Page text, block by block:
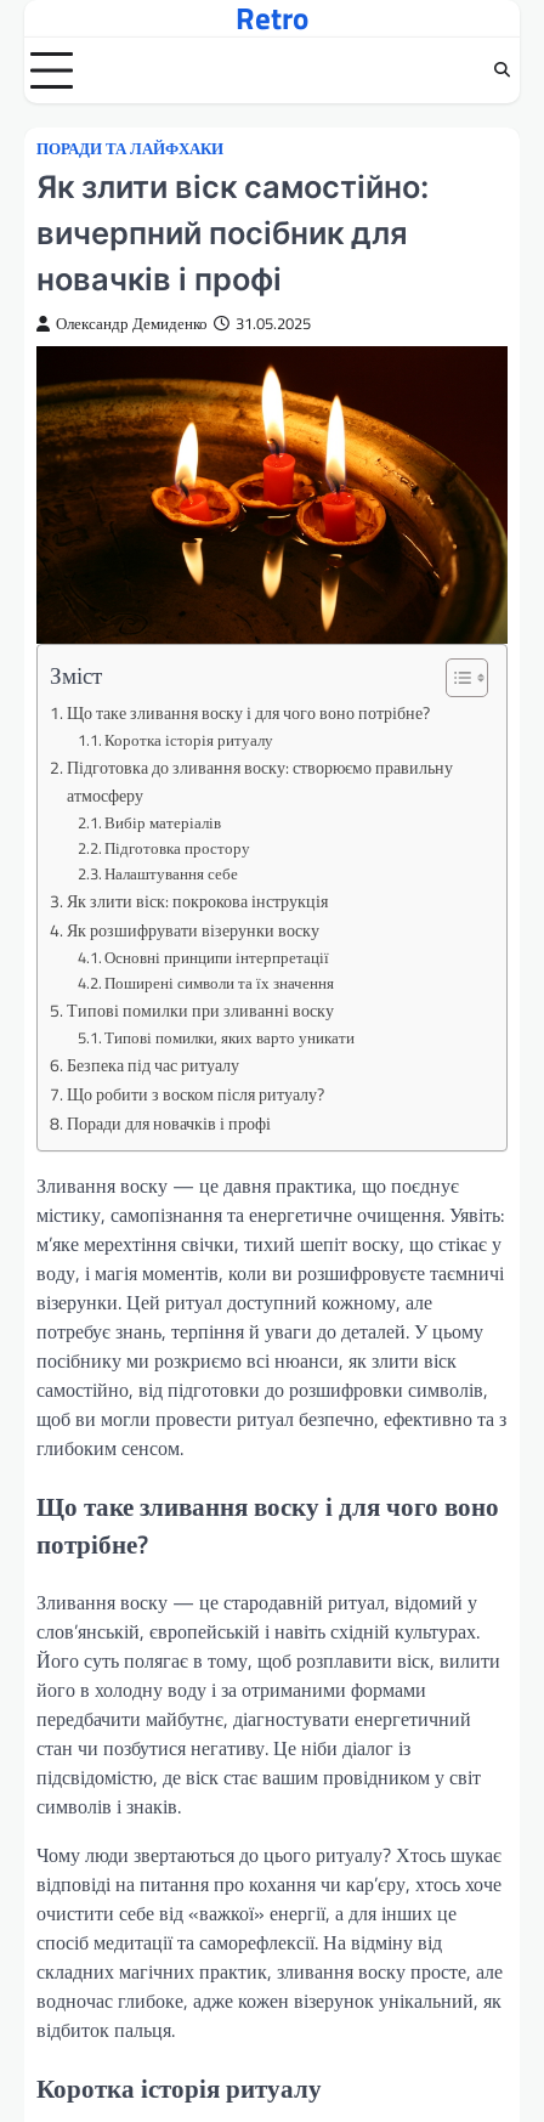
вмісту
Retro
ПОРАДИ ТА ЛАЙФХАКИ
Як злити віск самостійно:
вичерпний посібник для
новачків і профі
Олександр Демиденко 31.05.2025
Зміст
Що таке зливання воску і для чого воно потрібне?
Коротка історія ритуалу
Підготовка до зливання воску: створюємо правильну
атмосферу
Вибір матеріалів
Підготовка простору
Налаштування себе
Як злити віск: покрокова інструкція
Як розшифрувати візерунки воску
Основні принципи інтерпретації
Поширені символи та їх значення
Типові помилки при зливанні воску
Типові помилки, яких варто уникати
Безпека під час ритуалу
Що робити з воском після ритуалу?
Поради для новачків і профі
Зливання воску — це давня практика, що поєднує
містику, самопізнання та енергетичне очищення. Уявіть:
м’яке мерехтіння свічки, тихий шепіт воску, що стікає у
воду, і магія моментів, коли ви розшифровуєте таємничі
візерунки. Цей ритуал доступний кожному, але
потребує знань, терпіння й уваги до деталей. У цьому
посібнику ми розкриємо всі нюанси, як злити віск
самостійно, від підготовки до розшифровки символів,
щоб ви могли провести ритуал безпечно, ефективно та з
глибоким сенсом.
Що таке зливання воску і для чого воно
потрібне?
Зливання воску — це стародавній ритуал, відомий у
слов’янській, європейській і навіть східній культурах.
Його суть полягає в тому, щоб розплавити віск, вилити
його в холодну воду і за отриманими формами
передбачити майбутнє, діагностувати енергетичний
стан чи позбутися негативу. Це ніби діалог із
підсвідомістю, де віск стає вашим провідником у світ
символів і знаків.
Чому люди звертаються до цього ритуалу? Хтось шукає
відповіді на питання про кохання чи кар’єру, хтось хоче
очистити себе від «важкої» енергії, а для інших це
спосіб медитації та саморефлексії. На відміну від
складних магічних практик, зливання воску просте, але
водночас глибоке, адже кожен візерунок унікальний, як
відбиток пальця.
Коротка історія ритуалу